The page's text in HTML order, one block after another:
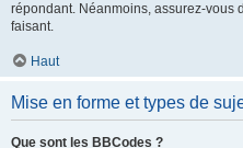
répondant. Néanmoins, assurez-vous
faisant.
Haut
Mise en forme et types de
Que sont les BBCodes ?